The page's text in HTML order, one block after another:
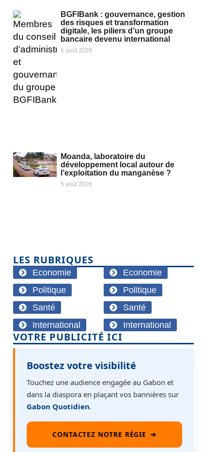
BGFIBank : gouvernance, gestion
des risques et transformation
digitale, les piliers d’un groupe
bancaire devenu international
6 août 2026
Moanda, laboratoire du
développement local autour de
l’exploitation du manganèse ?
5 août 2026
LES RUBRIQUES
Economie
Politique
Santé
International
Economie
Politique
Santé
International
VOTRE PUBLICITÉ ICI
Boostez votre visibilité
Touchez une audience engagée au Gabon et
dans la diaspora en plaçant vos bannières sur
Gabon Quotidien.
CONTACTEZ NOTRE RÉGIE ➜